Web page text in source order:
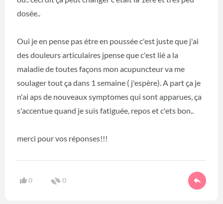
dosée..
Oui je en pense pas étre en poussée c'est juste que j'ai
des douleurs articulaires jpense que c'est lié a la
maladie de toutes façons mon acupuncteur va me
soulager tout ça dans 1 semaine ( j'espère). A part ça je
n'ai aps de nouveaux symptomes qui sont apparues, ça
s'accentue quand je suis fatiguée, repos et c'ets bon..
merci pour vos réponses!!!
0 0